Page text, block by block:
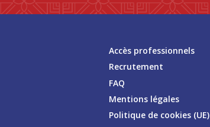
Accès professionnels
Recrutement
FAQ
Mentions légales
Politique de cookies (UE)